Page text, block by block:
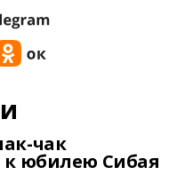
чак
к юбилею Сибая